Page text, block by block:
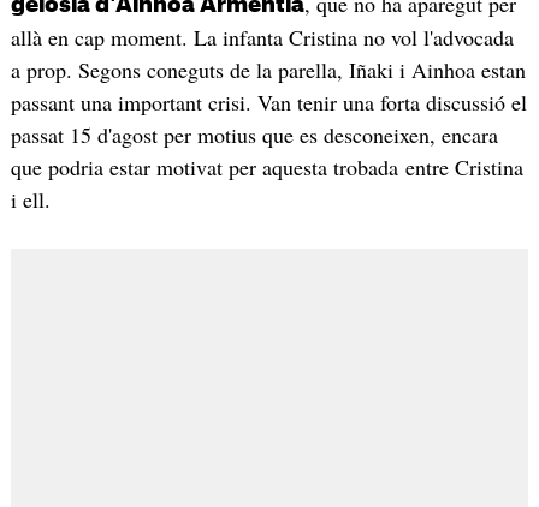
gelosia d'Ainhoa Armentia
allà en cap moment. La infanta Cristina no vol l'advocada
a prop. Segons coneguts de la parella, Iñaki i Ainhoa estan
passant una important crisi. Van tenir una forta discussió el
passat 15 d'agost per motius que es desconeixen, encara
que podria estar motivat per aquesta trobada entre Cristina
i ell.